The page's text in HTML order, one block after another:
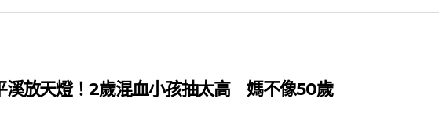
溪放天燈！2歲混血小孩抽太高 媽不像50歲